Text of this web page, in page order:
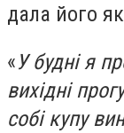
дала його
«У будні я
вихідні
собі купу